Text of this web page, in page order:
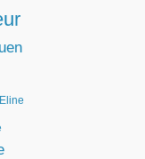
Eline